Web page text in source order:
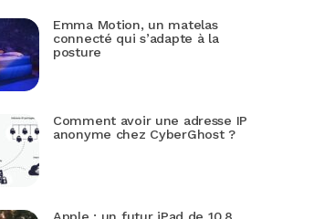
Emma Motion, un matelas
connecté qui s’adapte à la
posture
Comment avoir une adresse IP
anonyme chez CyberGhost ?